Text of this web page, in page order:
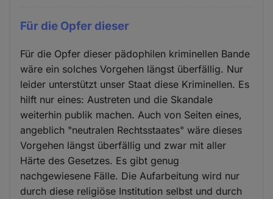
Für die Opfer dieser
Für die Opfer dieser pädophilen kriminellen Bande
wäre ein solches Vorgehen längst überfällig. Nur
leider unterstützt unser Staat diese Kriminellen. Es
hilft nur eines: Austreten und die Skandale
weiterhin publik machen. Auch von Seiten eines,
angeblich "neutralen Rechtsstaates" wäre dieses
Vorgehen längst überfällig und zwar mit aller
Härte des Gesetzes. Es gibt genug
nachgewiesene Fälle. Die Aufarbeitung wird nur
durch diese religiöse Institution selbst und durch